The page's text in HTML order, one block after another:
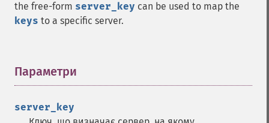
the free-form server_key can be used to map the
keys to a specific server.
Параметри
server_key